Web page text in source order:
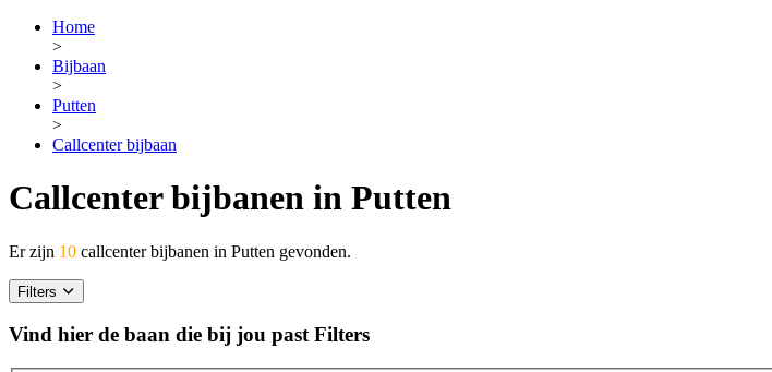
Home
>
Bijbaan
>
Putten
>
Callcenter bijbaan
Callcenter bijbanen in Putten
Er zijn 10 callcenter bijbanen in Putten gevonden.
Filters
Vind hier de baan die bij jou past Filters